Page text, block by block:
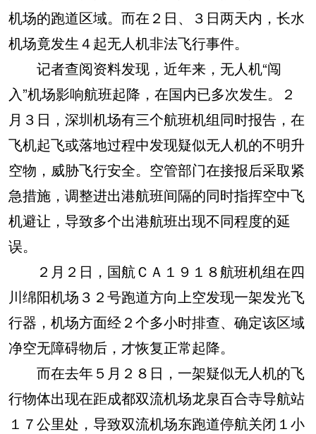
机场的跑道区域。而在２日、３日两天内，长水
机场竟发生４起无人机非法飞行事件。
记者查阅资料发现，近年来，无人机“闯
入”机场影响航班起降，在国内已多次发生。２
月３日，深圳机场有三个航班机组同时报告，在
飞机起飞或落地过程中发现疑似无人机的不明升
空物，威胁飞行安全。空管部门在接报后采取紧
急措施，调整进出港航班间隔的同时指挥空中飞
机避让，导致多个出港航班出现不同程度的延
误。
２月２日，国航ＣＡ１９１８航班机组在四
川绵阳机场３２号跑道方向上空发现一架发光飞
行器，机场方面经２个多小时排查、确定该区域
净空无障碍物后，才恢复正常起降。
而在去年５月２８日，一架疑似无人机的飞
行物体出现在距成都双流机场龙泉百合寺导航站
１７公里处，导致双流机场东跑道停航关闭１小